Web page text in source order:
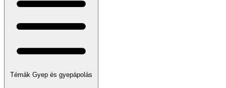
Témák Gyep és gyepápolás